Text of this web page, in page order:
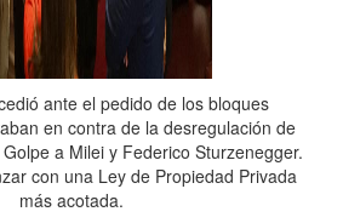
ante el pedido de los bloques
en contra de la desregulación de
a Milei y Federico Sturzenegger.
con una Ley de Propiedad Privada
más acotada.